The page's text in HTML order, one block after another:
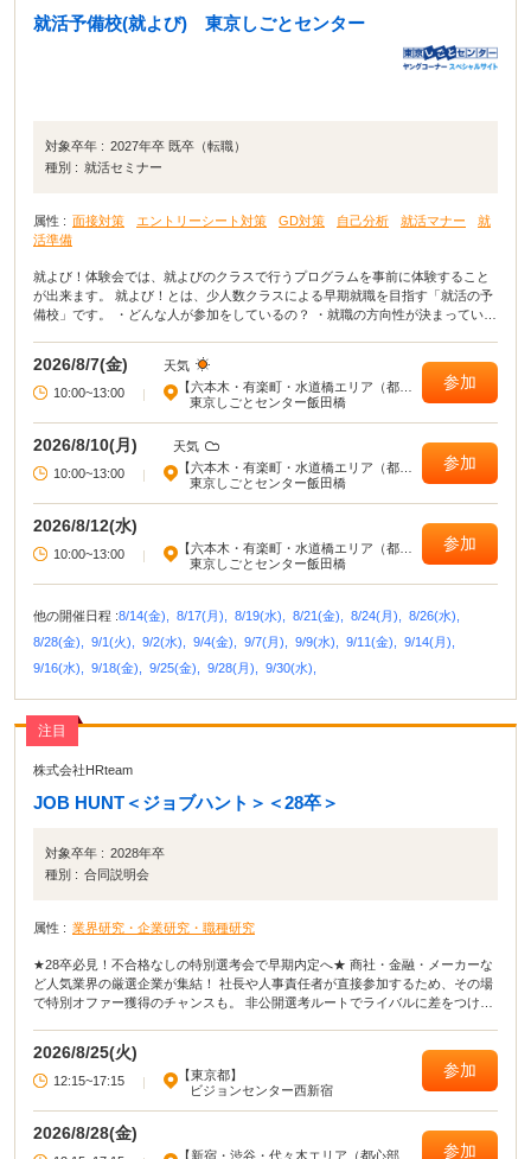
就活予備校(就よび) 東京しごとセンター
対象卒年 : 2027年卒 既卒（転職）
種別 : 就活セミナー
属性 : 面接対策 エントリーシート対策 GD対策 自己分析 就活マナー
就
活準備
就よび！体験会では、就よびのクラスで行うプログラムを事前に体験すること
が出来ます。 就よび！とは、少人数クラスによる早期就職を目指す「就活の予
備校」です。 ・どんな人が参加をしているの？ ・就職の方向性が決まっていな
る様々なお悩みを持った方が就よびに集まって活動しています。
2026/8/7(金)
天気
10:00~13:00
|
【六本木・有楽町・水道橋エリア（都心
部東部）】
東京しごとセンター飯田橋
参加
2026/8/10(月)
天気
10:00~13:00
|
【六本木・有楽町・水道橋エリア（都心
部東部）】
東京しごとセンター飯田橋
参加
2026/8/12(水)
10:00~13:00 |
【六本木・有楽町・水道橋エリア（都心
部東部）】
東京しごとセンター飯田橋
参加
他の開催日程 :8/14(金), 8/17(月), 8/19(水), 8/21(金), 8/24(月),
8/26(水),
8/28(金),
9/1(火), 9/2(水), 9/4(金), 9/7(月), 9/9(水), 9/11(金),
9/14(月),
9/16(水),
9/18(金), 9/25(金), 9/28(月), 9/30(水),
注目
株式会社HRteam
JOB HUNT＜ジョブハント＞＜28卒＞
対象卒年 : 2028年卒
種別 : 合同説明会
属性 : 業界研究・企業研究・職種研究
★28卒必見！不合格なしの特別選考会で早期内定へ★ 商社・金融・メーカーな
ど人気業界の厳選企業が集結！ 社長や人事責任者が直接参加するため、その場
で特別オファー獲得のチャンスも。 非公開選考ルートでライバルに差をつけ、
2026/8/25(火)
12:15~17:15 |
【東京都】
ビジョンセンター西新宿
参加
2026/8/28(金)
【新宿・渋谷・代々木エリア（都心部西 参加